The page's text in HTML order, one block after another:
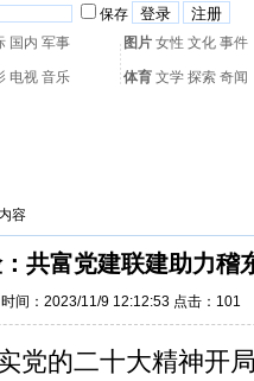
保存
国内 军事 图片 女性 文化 事件
电视 音乐 体育 文学 探索 奇闻
容
共富党建联建助力稽
时间：2023/11/9 12:12:53 点击： 101
党的二十大精神开